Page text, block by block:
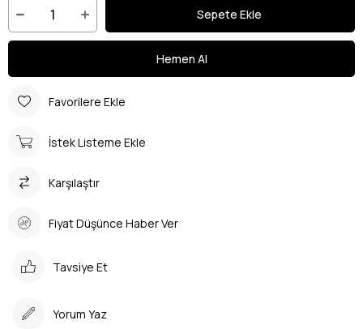
Favorilere Ekle
İstek Listeme Ekle
Karşılaştır
Fiyat Düşünce Haber Ver
Tavsiye Et
Yorum Yaz